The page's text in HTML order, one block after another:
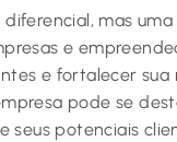
mas
e
e fortalecer
pode se
seus potenciais